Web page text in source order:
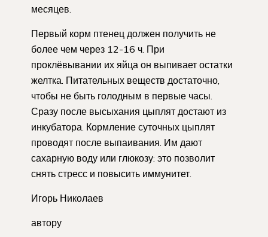
месяцев.
Первый корм птенец должен получить не
более чем через 12-16 ч. При
проклёвывании их яйца он выпивает остатки
желтка. Питательных веществ достаточно,
чтобы не быть голодным в первые часы.
Сразу после высыхания цыплят достают из
инкубатора. Кормление суточных цыплят
проводят после выпаивания. Им дают
сахарную воду или глюкозу: это позволит
снять стресс и повысить иммунитет.
Игорь Николаев
автору